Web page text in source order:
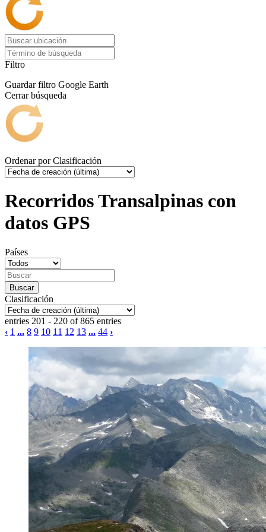
Filtro
Guardar filtro Google Earth
Cerrar búsqueda
Ordenar por Clasificación
Recorridos Transalpinas con
datos GPS
Países
Clasificación
entries 201 - 220 of 865 entries
‹ 1 ... 8 9 10 11 12 13 ... 44 ›